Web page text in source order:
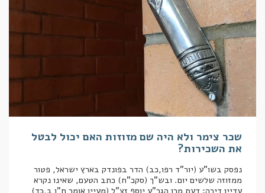
שכר צימר ולא היה שם מזוזות האם יכול לבטל
את השכירות?
נפסק בשו"ע (יור"ד רפו,כב) הדר בפונדק בארץ ישראל, פטור
ממזוזה שלשים יום. ובש"ך (סקכ"ח) כתב הטעם, שאינו נקרא